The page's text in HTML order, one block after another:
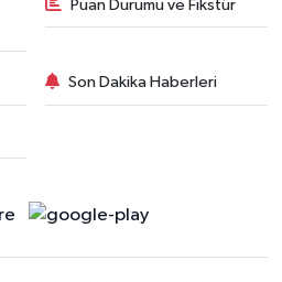
Puan Durumu ve Fikstür
Son Dakika Haberleri